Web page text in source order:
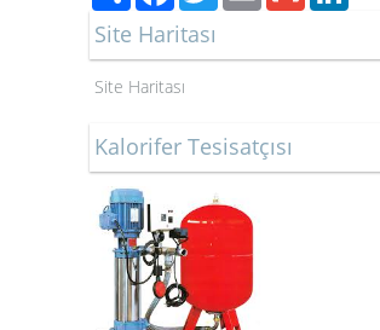
Site Haritası
Site Haritası
Kalorifer Tesisatçısı